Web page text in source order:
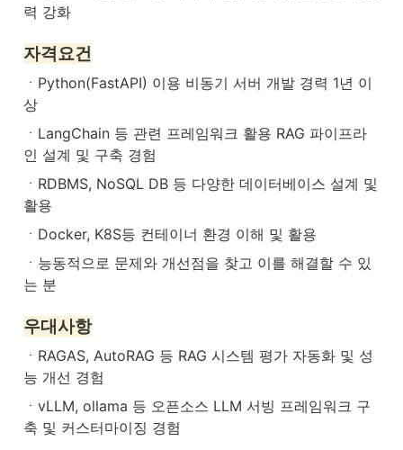
력 강화
자격요건
ㆍPython(FastAPI) 이용 비동기 서버 개발 경력 1년 이
상
ㆍLangChain 등 관련 프레임워크 활용 RAG 파이프라
인 설계 및 구축 경험
ㆍRDBMS, NoSQL DB 등 다양한 데이터베이스 설계 및
활용
ㆍDocker, K8S등 컨테이너 환경 이해 및 활용
ㆍ능동적으로 문제와 개선점을 찾고 이를 해결할 수 있
는 분
우대사항
ㆍRAGAS, AutoRAG 등 RAG 시스템 평가 자동화 및 성
능 개선 경험
ㆍvLLM, ollama 등 오픈소스 LLM 서빙 프레임워크 구
축 및 커스터마이징 경험